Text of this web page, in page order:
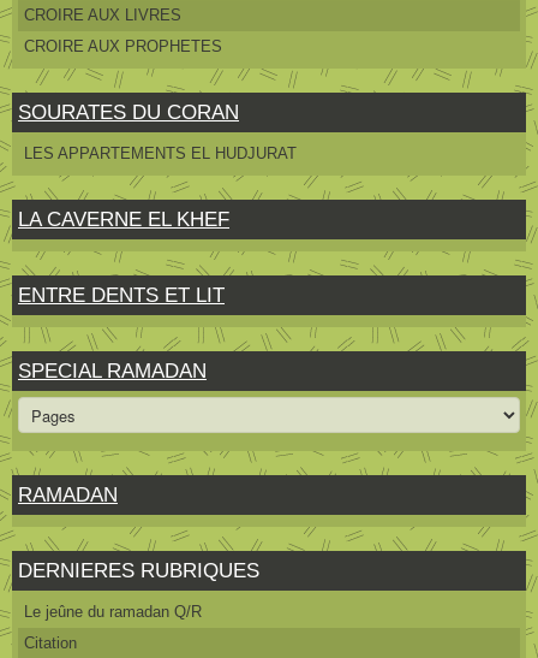
CROIRE AUX LIVRES
CROIRE AUX PROPHETES
SOURATES DU CORAN
LES APPARTEMENTS EL HUDJURAT
LA CAVERNE EL KHEF
ENTRE DENTS ET LIT
SPECIAL RAMADAN
RAMADAN
DERNIERES RUBRIQUES
Le jeûne du ramadan Q/R
Citation